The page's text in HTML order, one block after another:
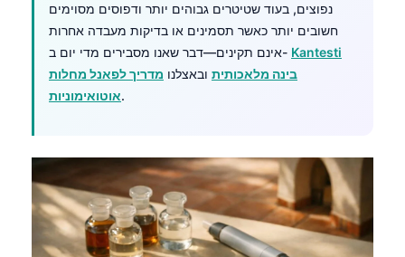
נפוצים, בעוד שטיטרים גבוהים יותר ודפוסים מסוימים
חשובים יותר כאשר תסמינים או בדיקות מעבדה אחרות
אינם תקינים—דבר שאנו מסבירים מדי יום ב- Kantesti
בינה מלאכותית ובאצלנו מדריך לפאנל מחלות
אוטואימוניות.